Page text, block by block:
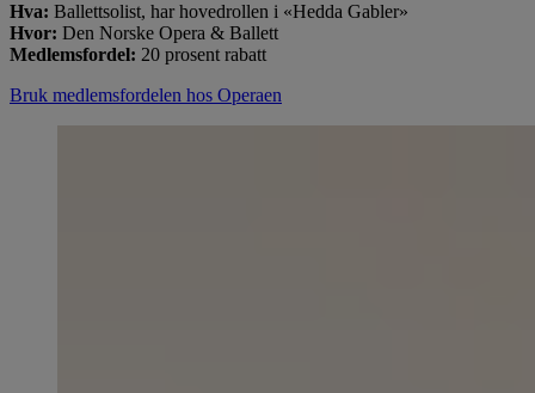
Hva: Ballettsolist, har hovedrollen i «Hedda Gabler»
Hvor: Den Norske Opera & Ballett
Medlemsfordel: 20 prosent rabatt
Bruk medlemsfordelen hos Operaen